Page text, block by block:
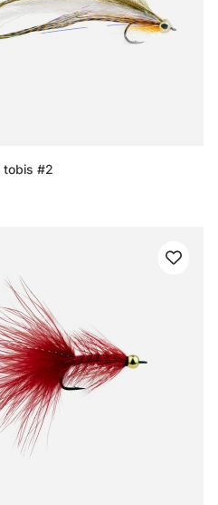
tobis #2